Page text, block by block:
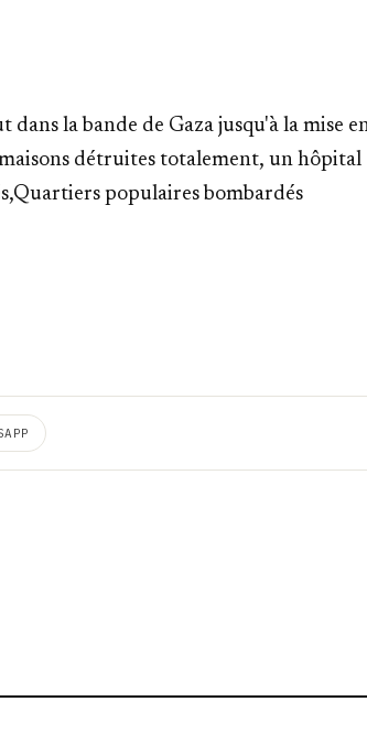
la bande de Gaza jusqu'à la mise
détruites totalement, un hôpital
Quartiers populaires bombardés